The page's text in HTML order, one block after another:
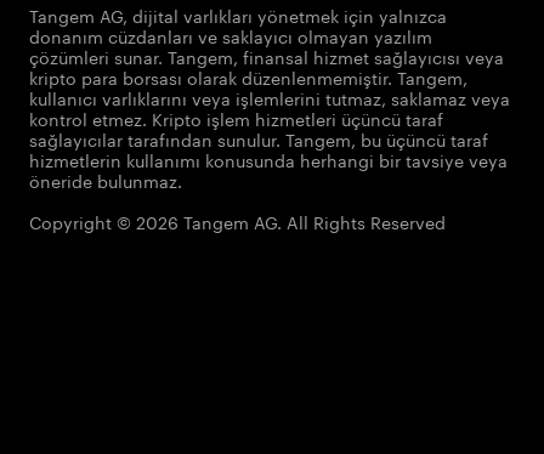
Tangem AG, dijital varlıkları yönetmek için yalnızca
donanım cüzdanları ve saklayıcı olmayan yazılım
çözümleri sunar. Tangem, finansal hizmet sağlayıcısı veya
kripto para borsası olarak düzenlenmemiştir. Tangem,
kullanıcı varlıklarını veya işlemlerini tutmaz, saklamaz veya
kontrol etmez. Kripto işlem hizmetleri üçüncü taraf
sağlayıcılar tarafından sunulur. Tangem, bu üçüncü taraf
hizmetlerin kullanımı konusunda herhangi bir tavsiye veya
öneride bulunmaz.